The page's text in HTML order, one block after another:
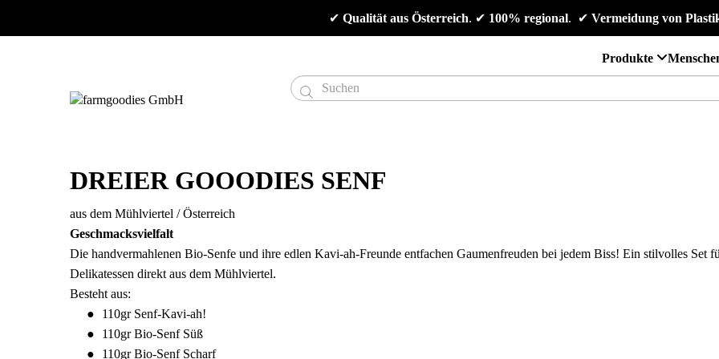
✔ Qualität aus Österreich. ✔ 100% regional. ✔ Vermeidung von
Produkte

DREIER GOOODIES SENF
aus dem Mühlviertel / Österreich
Geschmacksvielfalt
Die handvermahlenen Bio-Senfe und ihre edlen Kavi-ah-Freunde entfachen Gaumenfreuden bei jedem Biss! Ein stilvolles Set
Delikatessen direkt aus dem Mühlviertel.
Besteht aus:
110gr Senf-Kavi-ah!
110gr Bio-Senf Süß
110gr Bio-Senf Scharf